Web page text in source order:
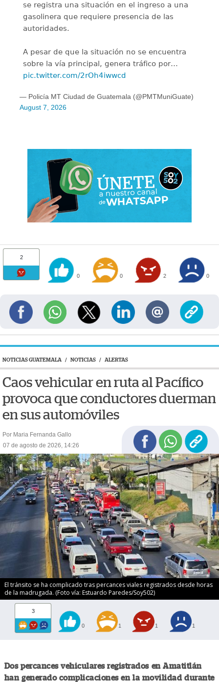
se registra una situación en el ingreso a una
gasolinera que requiere presencia de las
autoridades.
A pesar de que la situación no se encuentra
sobre la vía principal, genera tráfico por…
pic.twitter.com/2rOh4iwwcd
— Policía MT Ciudad de Guatemala (@PMTMuniGuate)
August 7, 2026
2
0 0 2 0
NOTICIAS GUATEMALA / NOTICIAS / ALERTAS
Caos vehicular en ruta al Pacífico
provoca que conductores duerman
en sus automóviles
Por Maria Fernanda Gallo
07 de agosto de 2026, 14:26
El tránsito se ha complicado tras percances viales registrados desde horas
de la madrugada. (Foto vía: Estuardo Paredes/Soy502)
3
0 1 1 1
Dos percances vehiculares registrados en Amatitlán
han generado complicaciones en la movilidad durante